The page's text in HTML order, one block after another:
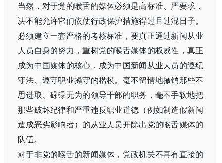
当然，对于党的喉舌的媒体必须是高标准、严要求，
决不能允许它们依仗行政保护措施得过且过混日子。
必须建立一套严格的考核标准，要真正通过新闻从业
人员自身的努力，重树党的喉舌媒体的权威性，真正
成为中国媒体的核心，成为中国新闻从业人员的遵纪
守法、遵守职业操守的楷模。毫不留情地撤销那些不
思进取、碌碌无为的领导干部的职务，毫不手软地把
那些破坏纪律和严重违反职业道德（例如制造假新闻
造成恶劣影响者）的从业人员开除出党的喉舌媒体的
队伍。
对于非党的喉舌的新闻媒体，党政机关不再有直接的